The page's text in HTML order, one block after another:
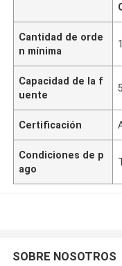
Cantidad de orde
n mínima
Capacidad de la f
uente
Certificación
Condiciones de p
ago
SOBRE NOSOTROS